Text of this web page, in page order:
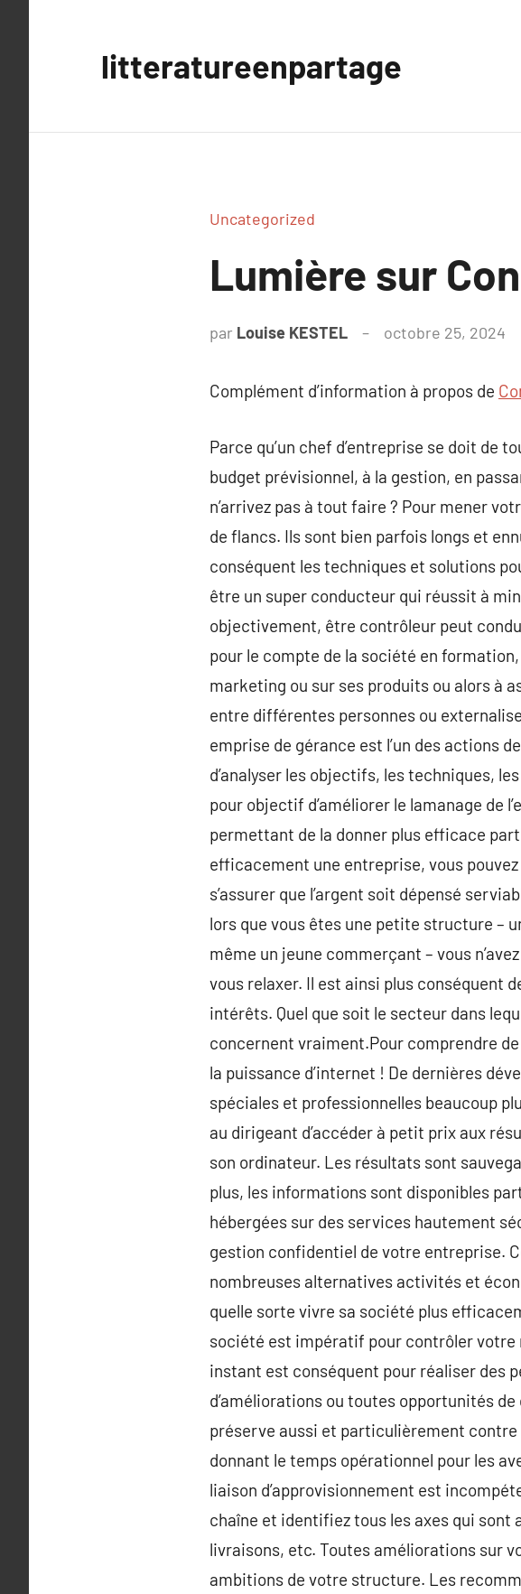
litteratureenpartage
Uncategorized
Lumière sur
par Louise KESTEL octobre 25, 2024
Complément d’information à propos de
Parce qu’un chef d’entreprise se doit de
budget prévisionnel, à la gestion, en
n’arrivez pas à tout faire ? Pour mener
de flancs. Ils sont bien parfois longs et
conséquent les techniques et solutions
être un super conducteur qui réussit à
objectivement, être contrôleur peut
pour le compte de la société en
marketing ou sur ses produits ou alors à
entre différentes personnes ou
emprise de gérance est l’un des actions
d’analyser les objectifs, les techniques,
pour objectif d’améliorer le lamanage de
permettant de la donner plus efficace
efficacement une entreprise, vous
s’assurer que l’argent soit dépensé
lors que vous êtes une petite structure –
même un jeune commerçant – vous
vous relaxer. Il est ainsi plus conséquent
intérêts. Quel que soit le secteur dans
concernent vraiment.Pour comprendre
la puissance d’internet ! De dernières
spéciales et professionnelles beaucoup
au dirigeant d’accéder à petit prix aux
son ordinateur. Les résultats sont
plus, les informations sont disponibles
hébergées sur des services hautement
gestion confidentiel de votre entreprise.
nombreuses alternatives activités et
quelle sorte vivre sa société plus
société est impératif pour contrôler
instant est conséquent pour réaliser des
d’améliorations ou toutes opportunités
préserve aussi et particulièrement
donnant le temps opérationnel pour les
liaison d’approvisionnement est
chaîne et identifiez tous les axes qui sont
livraisons, etc. Toutes améliorations sur
ambitions de votre structure. Les